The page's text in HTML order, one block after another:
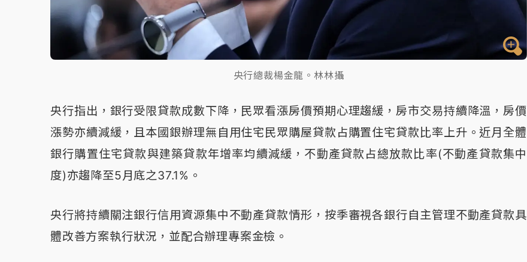
央行總裁楊金龍。林林攝
央行指出，銀行受限貸款成數下降，民眾看漲房價預期心理趨緩，房市交易持續降溫，房價
漲勢亦續減緩，且本國銀辦理無自用住宅民眾購屋貸款占購置住宅貸款比率上升。近月全體
銀行購置住宅貸款與建築貸款年增率均續減緩，不動產貸款占總放款比率(不動產貸款集中
度)亦趨降至5月底之37.1%。
央行將持續關注銀行信用資源集中不動產貸款情形，按季審視各銀行自主管理不動產貸款具
體改善方案執行狀況，並配合辦理專案金檢。